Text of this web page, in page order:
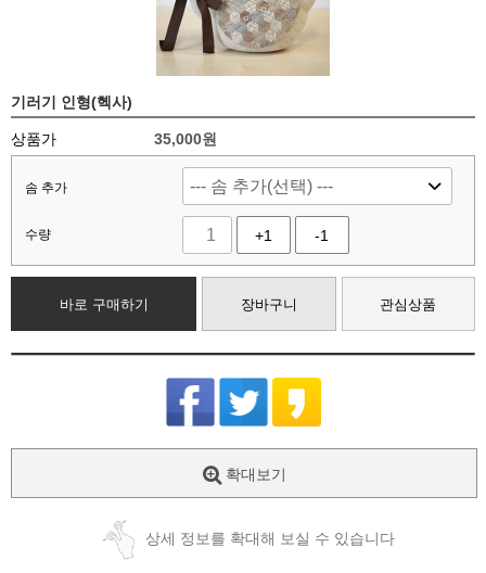
기러기 인형(헥사)
상품가 35,000원
솜 추가
수량 +1 -1
바로 구매하기 장바구니 관심상품
확대보기
상세 정보를 확대해 보실 수 있습니다